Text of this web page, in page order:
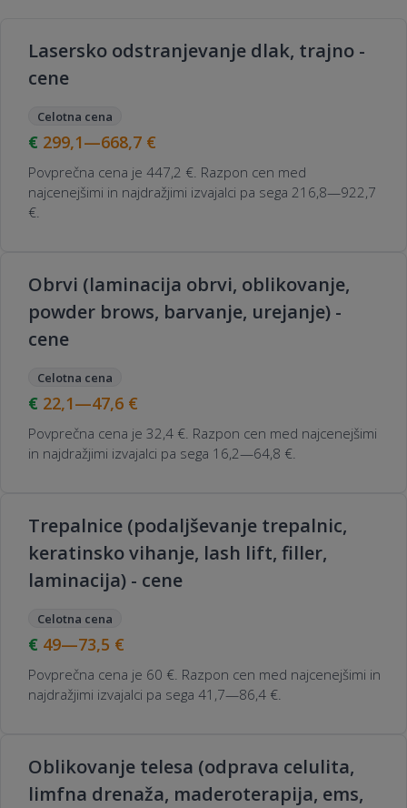
Lasersko odstranjevanje dlak, trajno -
cene
Celotna cena
299,1—668,7 €
Povprečna cena je 447,2 €. Razpon cen med
najcenejšimi in najdražjimi izvajalci pa sega 216,8—922,7
€.
Obrvi (laminacija obrvi, oblikovanje,
powder brows, barvanje, urejanje) -
cene
Celotna cena
22,1—47,6 €
Povprečna cena je 32,4 €. Razpon cen med najcenejšimi
in najdražjimi izvajalci pa sega 16,2—64,8 €.
Trepalnice (podaljševanje trepalnic,
keratinsko vihanje, lash lift, filler,
laminacija) - cene
Celotna cena
49—73,5 €
Povprečna cena je 60 €. Razpon cen med najcenejšimi in
najdražjimi izvajalci pa sega 41,7—86,4 €.
Oblikovanje telesa (odprava celulita,
limfna drenaža, maderoterapija, ems,